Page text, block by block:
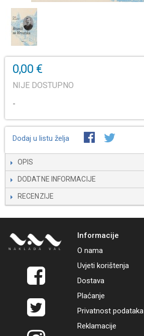
0,00 €
NIJE DOSTUPNO
-
Dodaj u listu želja
OPIS
DODATNE INFORMACIJE
RECENZIJE
Informacije
O nama
Uvjeti korištenja
Dostava
Plaćanje
Privatnost podataka
Reklamacije